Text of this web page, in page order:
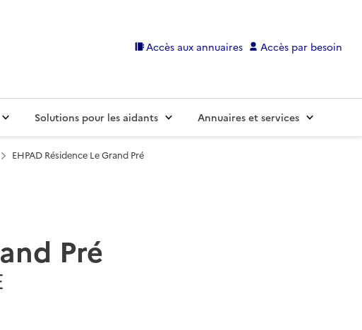
Accès aux annuaires Accès par besoin
Solutions pour les aidants Annuaires et services
EHPAD Résidence Le Grand Pré
Pré